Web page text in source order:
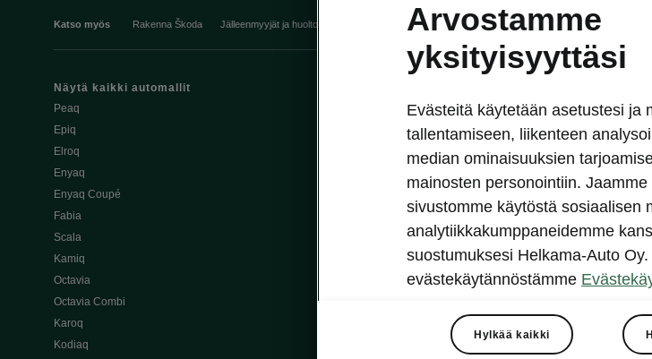
Katso myös Rakenna Škoda Jälleenmyyjät ja huolto Heti vapaat Škoda-mallit Käyttöohjeet Škoda Shop
Näytä kaikki automallit
Peaq
Epiq
Elroq
Enyaq
Enyaq Coupé
Fabia
Scala
Kamiq
Octavia
Octavia Combi
Karoq
Kodiaq
Osta Škoda verkossa
Škoda Yksityisleasing
Škodan Vakuutus
Škoda 4×4 -mallit
Škoda-katumaasturimallit
Arvostamme
yksityisyyttäsi
Evästeitä käytetään asetustesi ja
tallentamiseen, liikenteen
median ominaisuuksien
mainosten personointiin.
sivustomme käytöstä sosiaalisen
analytiikkakumppaneidemme
suostumuksesi Helkama-Auto
evästekäytännöstämme
Hylkää kaikki